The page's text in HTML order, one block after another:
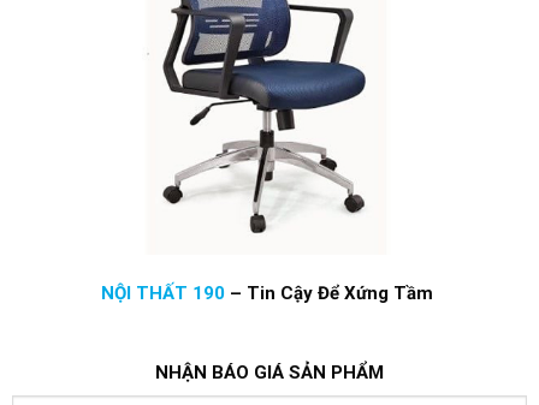
NỘI THẤT 190 – Tin Cậy Để Xứng Tầm
NHẬN BÁO GIÁ SẢN PHẨM